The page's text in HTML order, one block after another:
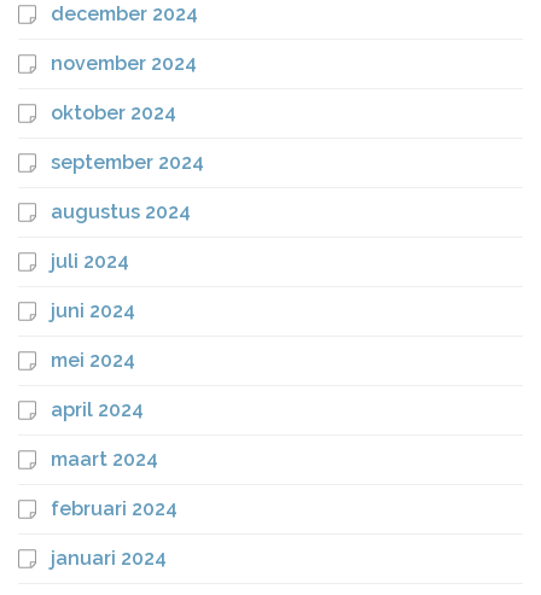
december 2024
november 2024
oktober 2024
september 2024
augustus 2024
juli 2024
juni 2024
mei 2024
april 2024
maart 2024
februari 2024
januari 2024